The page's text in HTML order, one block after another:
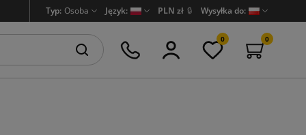
Typ: Osoba Język: PLN zł 🔒 Wysyłka do:
0 0